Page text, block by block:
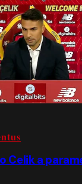
Celik a